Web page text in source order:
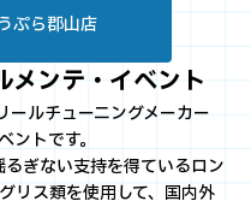
ぷら郡山店
メンテ・イベント
ルチューニングメーカー
トです。
ぎない支持を得ているロン
リス類を使用して、国内外